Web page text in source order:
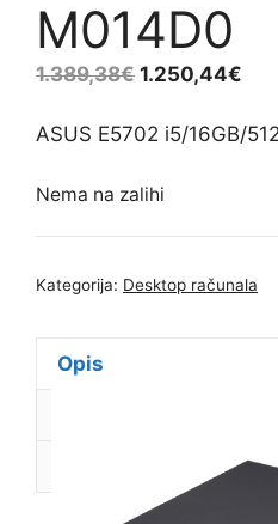
M014D0
1.389,38€ 1.250,44€
ASUS E5702 i5/16GB/
Nema na zalihi
Kategorija: Desktop računala
Opis